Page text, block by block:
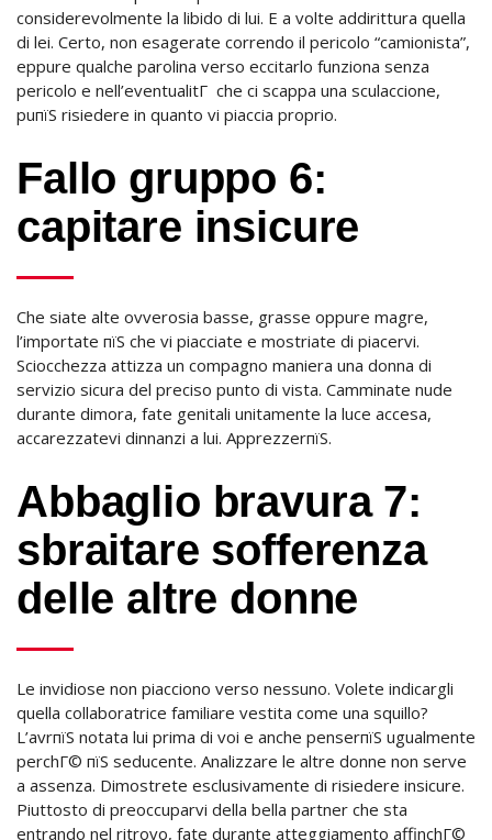
considerevolmente la libido di lui. E a volte addirittura quella
di lei. Certo, non esagerate correndo il pericolo “camionista”,
eppure qualche parolina verso eccitarlo funziona senza
pericolo e nell’eventualitГ che ci scappa una sculaccione,
puпїЅ risiedere in quanto vi piaccia proprio.
Fallo gruppo 6:
capitare insicure
Che siate alte ovverosia basse, grasse oppure magre,
l’importate пїЅ che vi piacciate e mostriate di piacervi.
Sciocchezza attizza un compagno maniera una donna di
servizio sicura del preciso punto di vista. Camminate nude
durante dimora, fate genitali unitamente la luce accesa,
accarezzatevi dinnanzi a lui. ApprezzerпїЅ.
Abbaglio bravura 7:
sbraitare sofferenza
delle altre donne
Le invidiose non piacciono verso nessuno. Volete indicargli
quella collaboratrice familiare vestita come una squillo?
L’avrпїЅ notata lui prima di voi e anche penserпїЅ ugualmente
perchГ© пїЅ seducente. Analizzare le altre donne non serve
a assenza. Dimostrete esclusivamente di risiedere insicure.
Piuttosto di preoccuparvi della bella partner che sta
entrando nel ritrovo, fate durante atteggiamento affinchГ©